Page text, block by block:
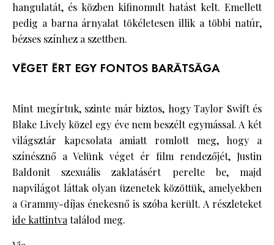
hangulatát, és közben kifinomult hatást kelt. Emellett
pedig a barna árnyalat tökéletesen illik a többi natúr,
bézses színhez a szettben.
VÉGET ÉRT EGY FONTOS BARÁTSÁGA
Mint megírtuk, szinte már biztos, hogy Taylor Swift és
Blake Lively közel egy éve nem beszélt egymással. A két
világsztár kapcsolata amiatt romlott meg, hogy a
színésznő a Velünk véget ér film rendezőjét, Justin
Baldonit szexuális zaklatásért perelte be, majd
napvilágot láttak olyan üzenetek közöttük, amelyekben
a Grammy-díjas énekesnő is szóba került. A részleteket
ide kattintvatalálod meg.